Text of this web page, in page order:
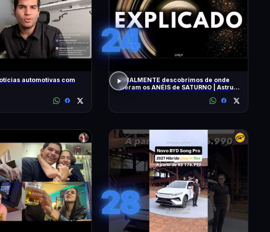
automotivas com
24
FINALMENTE descobrimos de onde
vieram os ANÉIS de SATURNO | Astrum
28